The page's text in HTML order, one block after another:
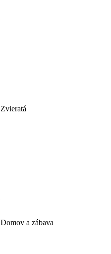
Zvieratá
Domov a zábava